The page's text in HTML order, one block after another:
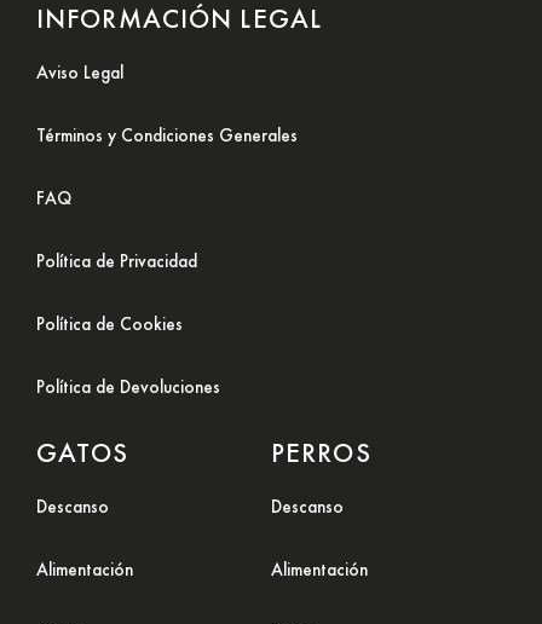
INFORMACIÓN LEGAL
Aviso Legal
Términos y Condiciones Generales
FAQ
Política de Privacidad
Política de Cookies
Política de Devoluciones
GATOS
Descanso
Alimentación
PERROS
Descanso
Alimentación